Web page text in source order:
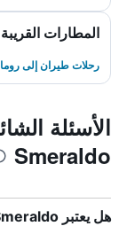
المطارات القريبة
رحلات طيران إلى روما
Smeraldo
هل يعتبر Hotel Smeraldo صديقاً للحيوانات الأليفة؟